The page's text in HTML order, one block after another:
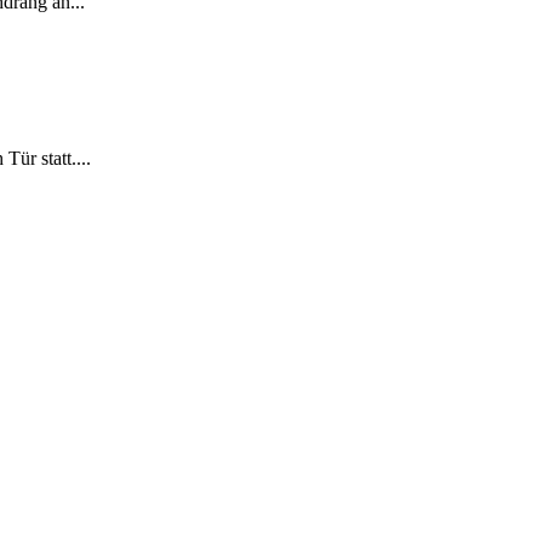
Tür statt....